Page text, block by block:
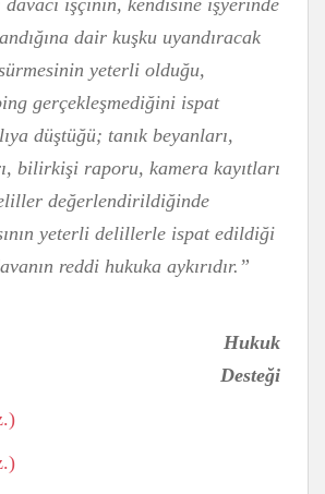
davacı işçinin, kendisine işyerinde
dair kuşku uyandıracak
yeterli olduğu,
gerçekleşmediğini ispat
düştüğü; tanık beyanları,
bilirkişi raporu, kamera kayıtları
değerlendirildiğinde
yeterli delillerle ispat edildiği
reddi hukuka aykırıdır.”
Desteği